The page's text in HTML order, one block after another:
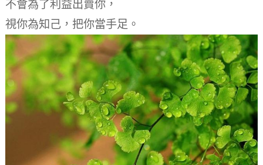
不會為了利益出賣你，
視你為知己，把你當手足。